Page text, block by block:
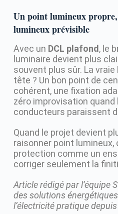
Un point lumineux
lumineux prévisible
Avec un DCL plafond , le
luminaire devient plus
souvent plus sûr. La vraie
tête ? Un bon point de
cohérent, une fixation
zéro improvisation quand
conducteurs paraissent
Quand le projet devient
raisonner point lumineux,
protection comme un
corriger seulement la
Article rédigé par l’équipe
des solutions
l’électricité pratique